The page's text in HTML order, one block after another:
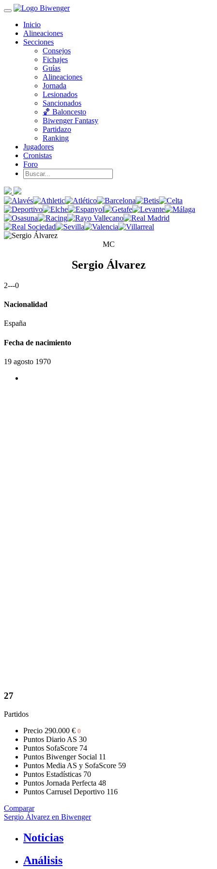
Inicio
Alineaciones
Secciones
Consejos
Fichajes
Guías
Alineaciones
Jornada
Lesionados
Sancionados
🏀 Baloncesto
Biwenger Fantasy
Partidazo
Ranking
Jugadores
Cronistas
Foro
MC
Sergio Álvarez
2---0
Nacionalidad
España
Fecha de nacimiento
19 agosto 1970
27
Partidos
Precio 290.000 € 0
Puntos Diario AS 30
Puntos SofaScore 74
Puntos Biwenger Social 11
Puntos Media AS y SofaScore 59
Puntos Estadísticas 70
Puntos Jornada Perfecta 48
Puntos Carrusel Deportivo 116
Comparar
Sergio Álvarez en Biwenger
Noticias
Análisis